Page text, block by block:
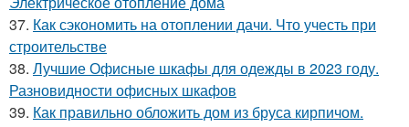
37. Как сэкономить на отоплении дачи. Что учесть при
строительстве
38. Лучшие Офисные шкафы для одежды в 2023 году.
Разновидности офисных шкафов
39. Как правильно обложить дом из бруса кирпичом.